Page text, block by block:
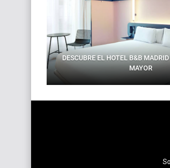
DESCUBRE EL HOTEL B&B
MAYOR